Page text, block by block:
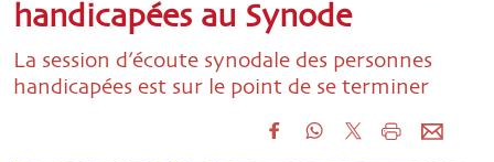
handicapées au Synode
La session d’écoute synodale des personnes
handicapées est sur le point de se terminer